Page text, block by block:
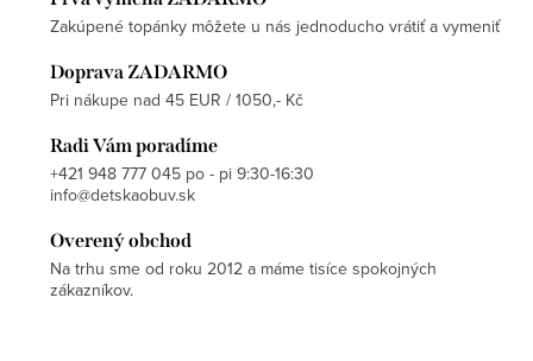
Zakúpené topánky môžete u nás jednoducho vrátiť a vymeniť
Doprava ZADARMO
Pri nákupe nad 45 EUR / 1050,- Kč
Radi Vám poradíme
+421 948 777 045 po - pi 9:30-16:30
info@detskaobuv.sk
Overený obchod
Na trhu sme od roku 2012 a máme tisíce spokojných
zákazníkov.